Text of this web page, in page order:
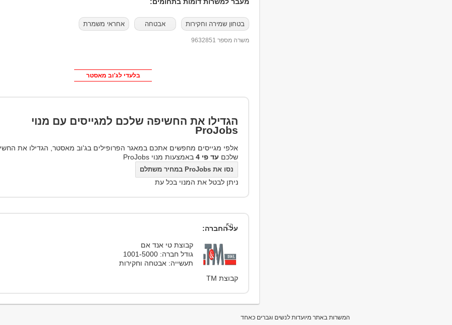
מעבר למשרות דומות בתחומים:
בטחון שמירה וחקירות אבטחה אחראי משמרת
משרה מספר 9632851
בלעדי לג'וב מאסטר
הגדילו את החשיפה שלכם למגייסים עם מנוי
ProJobs
אלפי מגייסים מחפשים אתכם במאגר הפרופילים בג'וב מאסטר, הגדילו את
שלכם עד פי 4 באמצעות מנוי ProJobs
נסו את ProJobs במחיר משתלם
ניתן לבטל את המנוי בכל עת
על החברה:
קבוצת טי אנד אם
גודל חברה: 1001-5000
תעשייה: אבטחה וחקירות
קבוצת TM
המשרות באתר מיועדות לנשים וגברים כאחד